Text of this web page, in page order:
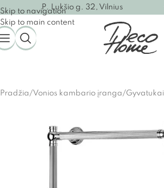
Skip to navigation
Skip to main content
P. Lukšio g. 32, Vilnius
Pradžia/Vonios kambario įranga/Gyvatukai